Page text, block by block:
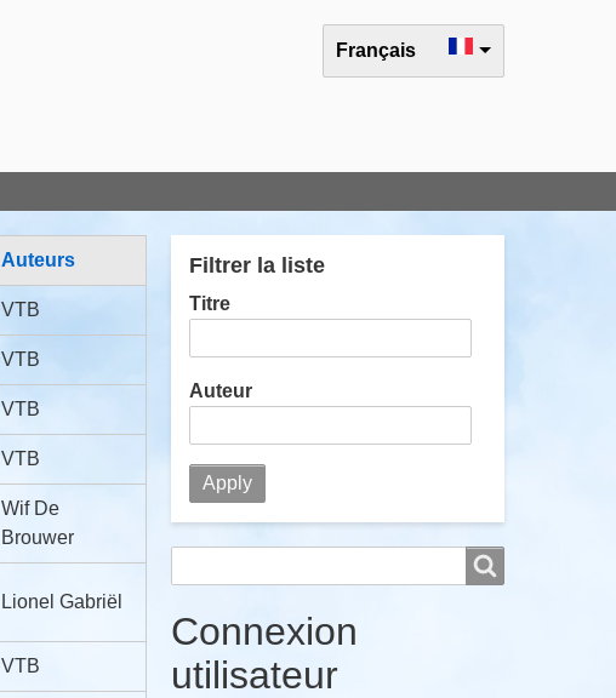
Select your language
Français
Auteurs
VTB
VTB
VTB
VTB
Wif De
Brouwer
Lionel Gabriël
VTB
Filtrer la liste
Titre
Auteur
Connexion
utilisateur